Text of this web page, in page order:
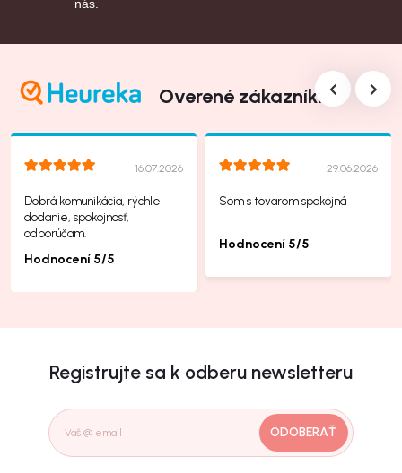
nás.
Overené zákazníkmi
16.07.2026
Dobrá komunikácia, rýchle
dodanie, spokojnosť,
odporúčam.
Hodnocení 5/5
29.06.2026
Som s tovarom spokojná
Hodnocení 5/5
Registrujte sa k odberu newsletteru
ODOBERAŤ